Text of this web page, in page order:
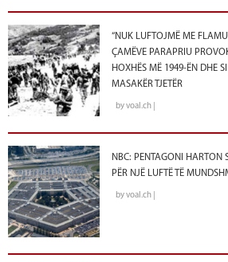
“NUK LUFTOJMË ME
ÇAMËVE PARAPRIU
HOXHËS MË 1949-ËN DHE
MASAKËR TJETËR
by voal.ch |
NBC: PENTAGONI HARTON
PËR NJË LUFTË TË
by voal.ch |